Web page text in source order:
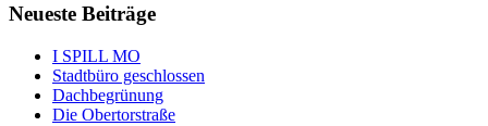
Neueste Beiträge
I SPILL MO
Stadtbüro geschlossen
Dachbegrünung
Die Obertorstraße